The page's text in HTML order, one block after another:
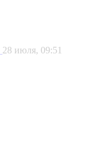
28 июля, 09:51